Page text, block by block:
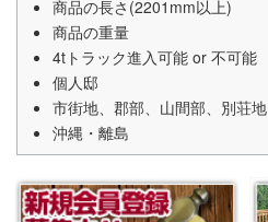
商品の長さ(2201mm以上)
商品の重量
4tトラック進入可能 or 不可能
個人邸
市街地、郡部、山間部、別荘地
沖縄・離島